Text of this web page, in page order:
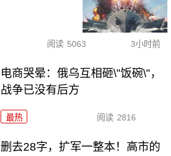
阅读 5063 3小时前
电商哭晕：俄乌互相砸\"饭碗\"，
战争已没有后方
最热 阅读 2816
删去28字，扩军一整本！高市的